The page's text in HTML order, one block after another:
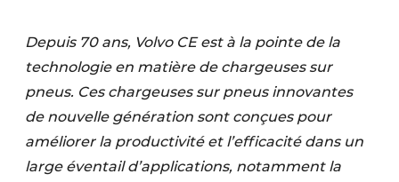
Software
Techniques ferroviaires
Travaux ferroviaires
Depuis 70 ans, Volvo CE est à la pointe de la
technologie en matière de chargeuses sur
pneus. Ces chargeuses sur pneus innovantes
de nouvelle génération sont conçues pour
améliorer la productivité et l’efficacité dans un
large éventail d’applications, notamment la